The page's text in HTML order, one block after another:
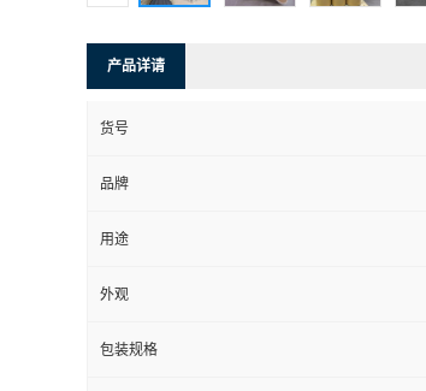
产品详请
货号
品牌
用途
外观
包装规格